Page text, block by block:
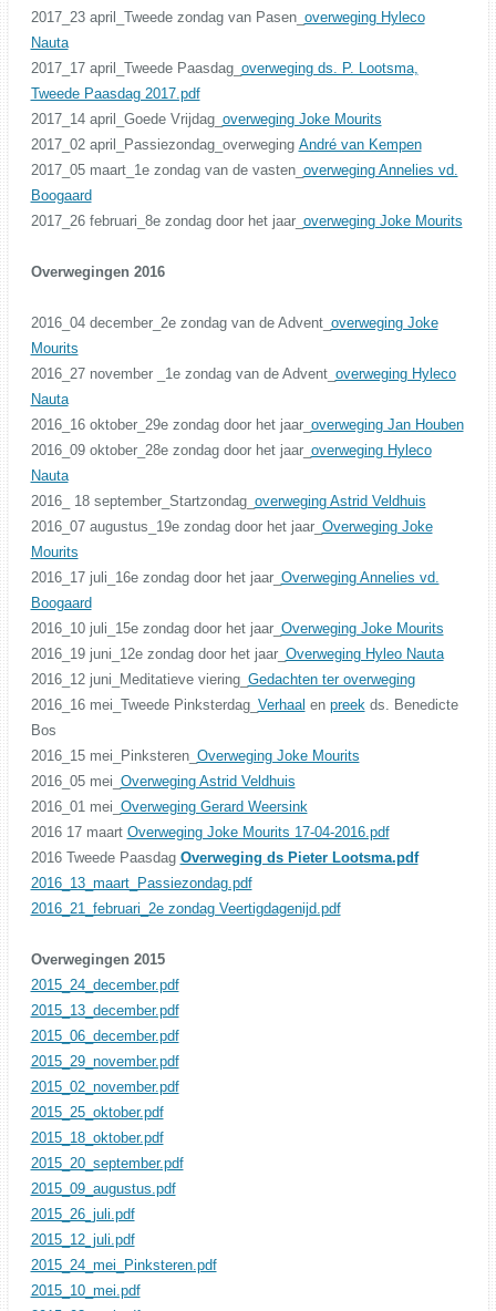
2017_23 april_Tweede zondag van Pasen_ overweging Hyleco
Nauta
2017_17 april_Tweede Paasdag_ overweging ds. P. Lootsma,
Tweede Paasdag 2017.pdf
2017_14 april_Goede Vrijdag_ overweging Joke Mourits
2017_02 april_Passiezondag_overweging André van Kempen
2017_05 maart_1e zondag van de vasten_ overweging Annelies vd.
Boogaard
2017_26 februari_8e zondag door het jaar_ overweging Joke Mourits
Overwegingen 2016
2016_04 december_2e zondag van de Advent_ overweging Joke
Mourits
2016_27 november _1e zondag van de Advent_ overweging Hyleco
Nauta
2016_16 oktober_29e zondag door het jaar_ overweging Jan Houben
2016_09 oktober_28e zondag door het jaar_ overweging Hyleco
Nauta
2016_ 18 september_Startzondag_ overweging Astrid Veldhuis
2016_07 augustus_19e zondag door het jaar_ Overweging Joke
Mourits
2016_17 juli_16e zondag door het jaar_ Overweging Annelies vd.
Boogaard
2016_10 juli_15e zondag door het jaar_ Overweging Joke Mourits
2016_19 juni_12e zondag door het jaar_ Overweging Hyleo Nauta
2016_12 juni_Meditatieve viering_ Gedachten ter overweging
2016_16 mei_Tweede Pinksterdag_ Verhaal en preek ds. Benedicte
Bos
2016_15 mei_Pinksteren_ Overweging Joke Mourits
2016_05 mei_ Overweging Astrid Veldhuis
2016_01 mei_ Overweging Gerard Weersink
2016 17 maart Overweging Joke Mourits 17-04-2016.pdf
2016 Tweede Paasdag Overweging ds Pieter Lootsma.pdf
2016_13_maart_Passiezondag.pdf
2016_21_februari_2e zondag Veertigdagenijd.pdf
Overwegingen 2015
2015_24_december.pdf
2015_13_december.pdf
2015_06_december.pdf
2015_29_november.pdf
2015_02_november.pdf
2015_25_oktober.pdf
2015_18_oktober.pdf
2015_20_september.pdf
2015_09_augustus.pdf
2015_26_juli.pdf
2015_12_juli.pdf
2015_24_mei_Pinksteren.pdf
2015_10_mei.pdf